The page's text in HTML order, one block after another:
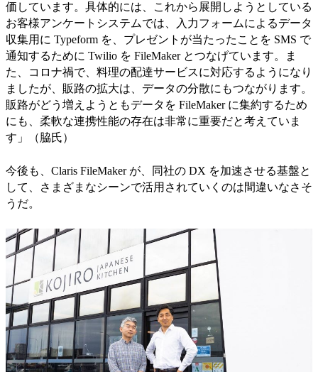
価しています。具体的には、これから展開しようとしている
お客様アンケートシステムでは、入力フォームによるデータ
収集用に Typeform を、プレゼントが当たったことを SMS で
通知するために Twilio を FileMaker とつなげています。ま
た、コロナ禍で、料理の配達サービスに対応するようになり
ましたが、販路の拡大は、データの分散にもつながります。
販路がどう増えようともデータを FileMaker に集約するため
にも、柔軟な連携性能の存在は非常に重要だと考えていま
す」（脇氏）
今後も、Claris FileMaker が、同社の DX を加速させる基盤と
して、さまざまなシーンで活用されていくのは間違いなさそ
うだ。